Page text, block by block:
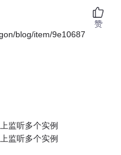
blog/item/9e10687
监听多个实例
监听多个实例
赞